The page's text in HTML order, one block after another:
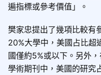
遍指標或參考價值」
。
樊家忠提出了幾項比較有
20%大學中，美國占比超
國僅約5%或以下。另外
學術期刊中，美國的研究